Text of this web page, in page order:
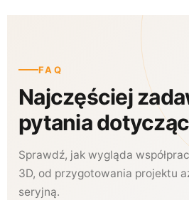
FAQ
Najczęściej
pytania
Sprawdź, jak wygląda
3D, od przygotowania projektu
seryjną.